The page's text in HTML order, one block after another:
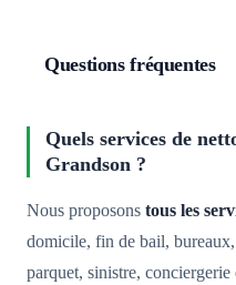
Questions fréquentes
Quels services de
Grandson ?
Nous proposons tous les
domicile, fin de bail,
parquet, sinistre,